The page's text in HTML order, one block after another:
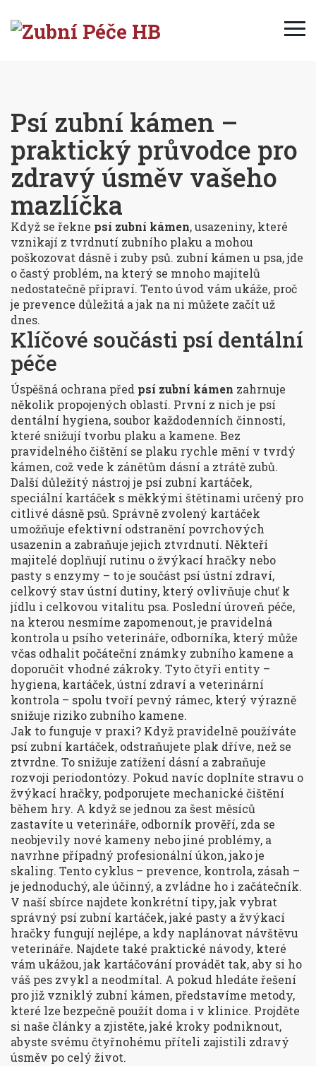
Psí zubní kámen –
praktický průvodce pro
zdravý úsměv vašeho
mazlíčka
Když se řekne psí zubní kámen,usazeniny, které
vznikají z tvrdnutí zubního plaku a mohou
poškozovat dásně i zuby psů. zubní kámen u psa, jde
o častý problém, na který se mnoho majitelů
nedostatečně připraví. Tento úvod vám ukáže, proč
je prevence důležitá a jak na ni můžete začít už
dnes.
Klíčové součásti psí dentální
péče
Úspěšná ochrana před psí zubní kámen zahrnuje
několik propojených oblastí. První z nich je psí
dentální hygiena, soubor každodenních činností,
které snižují tvorbu plaku a kamene. Bez
pravidelného čištění se plaku rychle mění v tvrdý
kámen, což vede k zánětům dásní a ztrátě zubů.
Další důležitý nástroj je psí zubní kartáček,
speciální kartáček s měkkými štětinami určený pro
citlivé dásně psů. Správně zvolený kartáček
umožňuje efektivní odstranění povrchových
usazenin a zabraňuje jejich ztvrdnutí. Někteří
majitelé doplňují rutinu o žvýkací hračky nebo
pasty s enzymy – to je součást psí ústní zdraví,
celkový stav ústní dutiny, který ovlivňuje chuť k
jídlu i celkovou vitalitu psa. Poslední úroveň péče,
na kterou nesmíme zapomenout, je pravidelná
kontrola u psího veterináře, odborníka, který může
včas odhalit počáteční známky zubního kamene a
doporučit vhodné zákroky. Tyto čtyři entity –
hygiena, kartáček, ústní zdraví a veterinární
kontrola – spolu tvoří pevný rámec, který výrazně
snižuje riziko zubního kamene.
Jak to funguje v praxi? Když pravidelně používáte
psí zubní kartáček, odstraňujete plak dříve, než se
ztvrdne. To snižuje zatížení dásní a zabraňuje
rozvoji periodontózy. Pokud navíc doplníte stravu o
žvýkací hračky, podporujete mechanické čištění
během hry. A když se jednou za šest měsíců
zastavíte u veterináře, odborník prověří, zda se
neobjevily nové kameny nebo jiné problémy, a
navrhne případný profesionální úkon, jako je
skaling. Tento cyklus – prevence, kontrola, zásah –
je jednoduchý, ale účinný, a zvládne ho i začátečník.
V naší sbírce najdete konkrétní tipy, jak vybrat
správný psí zubní kartáček, jaké pasty a žvýkací
hračky fungují nejlépe, a kdy naplánovat návštěvu
veterináře. Najdete také praktické návody, které
vám ukážou, jak kartáčování provádět tak, aby si ho
váš pes zvykl a neodmítal. A pokud hledáte řešení
pro již vzniklý zubní kámen, představíme metody,
které lze bezpečně použít doma i v klinice. Projděte
si naše články a zjistěte, jaké kroky podniknout,
abyste svému čtyřnohému příteli zajistili zdravý
úsměv po celý život.